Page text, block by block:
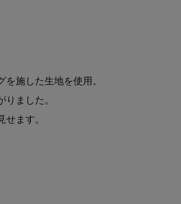
施した生地を使用。
ました。
ます。